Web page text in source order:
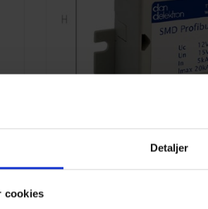
Detaljer
cookies